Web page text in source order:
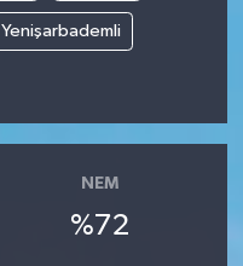
Yenişarbademli
NEM
%72